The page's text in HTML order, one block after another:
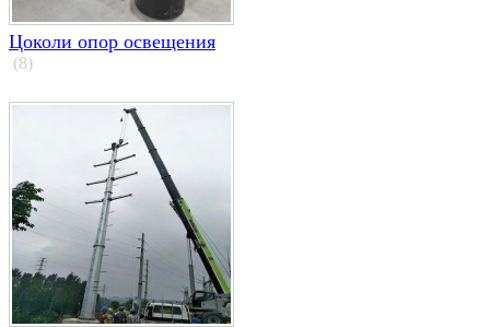
Цоколи опор освещения
(8)